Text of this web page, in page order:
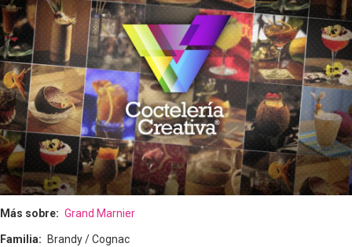
Más sobre Grand Marnier
Familia Brandy / Cognac